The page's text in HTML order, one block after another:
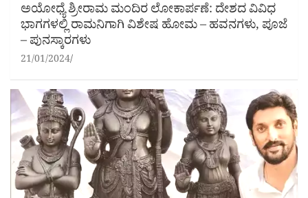
ಅಯೋಧ್ಯೆ ಶ್ರೀರಾಮ ಮಂದಿರ ಲೋಕಾರ್ಪಣೆ: ದೇಶದ ವಿವಿಧ
ಭಾಗಗಳಲ್ಲಿ ರಾಮನಿಗಾಗಿ ವಿಶೇಷ ಹೋಮ – ಹವನಗಳು, ಪೂಜೆ
– ಪುನಸ್ಕಾರಗಳು
21/01/2024